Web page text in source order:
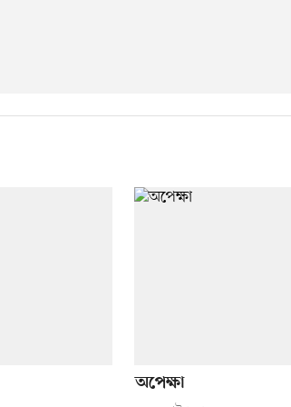
অপেক্ষা